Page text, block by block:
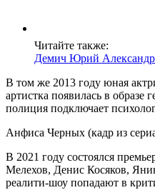
Читайте также:
Демич Юрий
В том же 2013 году юная
артистка появилась в
полиция подключает
Анфиса Черных (кадр из
В 2021 году состоялся
Мелехов, Денис Косяков,
реалити-шоу попадают в